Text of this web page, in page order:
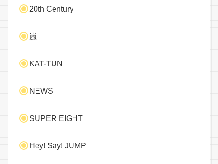
20th Century
嵐
KAT-TUN
NEWS
SUPER EIGHT
Hey! Say! JUMP